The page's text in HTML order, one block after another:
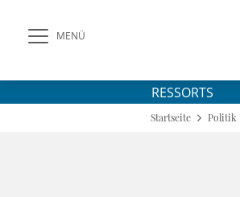
MENÜ
RESSORTS
Startseite Politik